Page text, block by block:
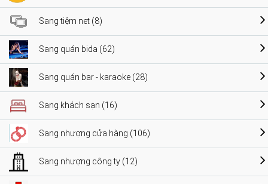
Sang tiệm net (8)
Sang quán bida (62)
Sang quán bar - karaoke (28)
Sang khách sạn (16)
Sang nhượng cửa hàng (106)
Sang nhượng công ty (12)